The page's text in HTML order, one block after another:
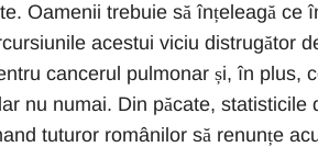
Oamenii trebuie să înțeleagă ce
acestui viciu distrugător
cancerul pulmonar și, în plus,
nu numai. Din păcate, statisticile
tuturor românilor să renunțe